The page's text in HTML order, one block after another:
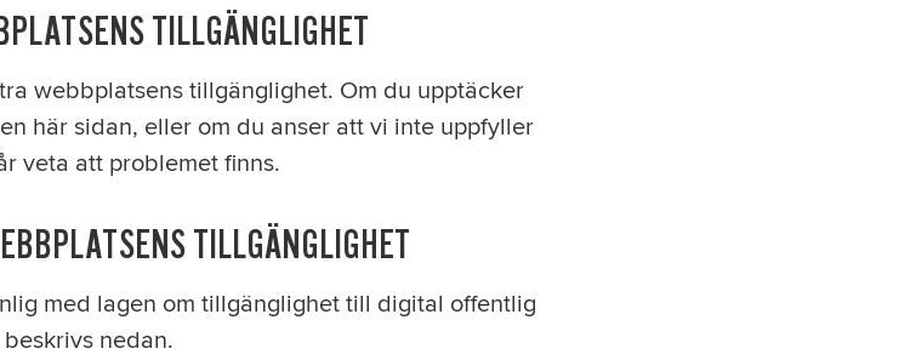
TILLGÄNGLIGHET
webbplatsens tillgänglighet. Om du upptäcker
här sidan, eller om du anser att vi inte uppfyller
veta att problemet finns.
TILLGÄNGLIGHET
med lagen om tillgänglighet till digital offentlig
nedan.